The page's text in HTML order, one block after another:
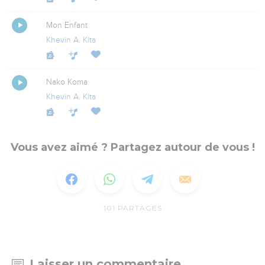
Mon Enfant
Khevin A. Kita
Nako Koma
Khevin A. Kita
Vous avez aimé ? Partagez autour de vous !
101 PARTAGES